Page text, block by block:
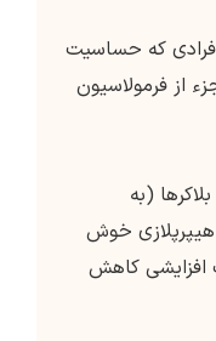
که حساسیت
از فرمولاسیون
(به
هیپرپلازی خوش
افزایشی کاهش